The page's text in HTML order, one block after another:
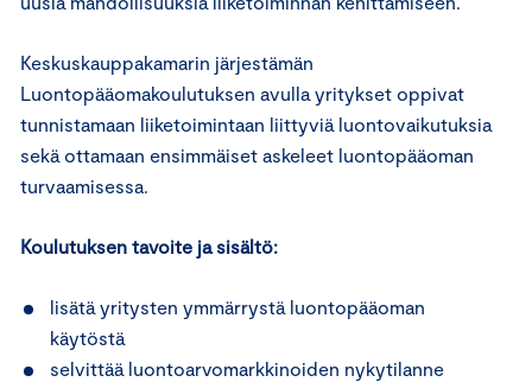
Keskuskauppakamarin järjestämän
Luontopääomakoulutuksen avulla yritykset oppivat
tunnistamaan liiketoimintaan liittyviä luontovaikutuksia
sekä ottamaan ensimmäiset askeleet luontopääoman
turvaamisessa.
Koulutuksen tavoite ja sisältö:
lisätä yritysten ymmärrystä luontopääoman
käytöstä
selvittää luontoarvomarkkinoiden nykytilanne